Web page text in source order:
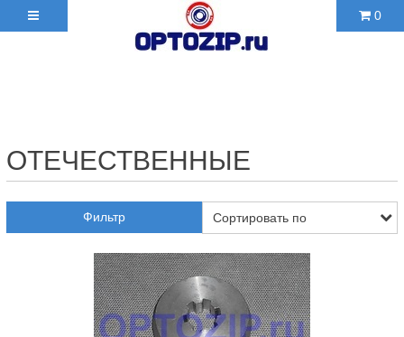
0
ОТЕЧЕСТВЕННЫЕ
Фильтр